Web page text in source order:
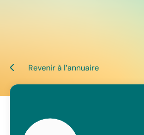
Revenir à l’annuaire